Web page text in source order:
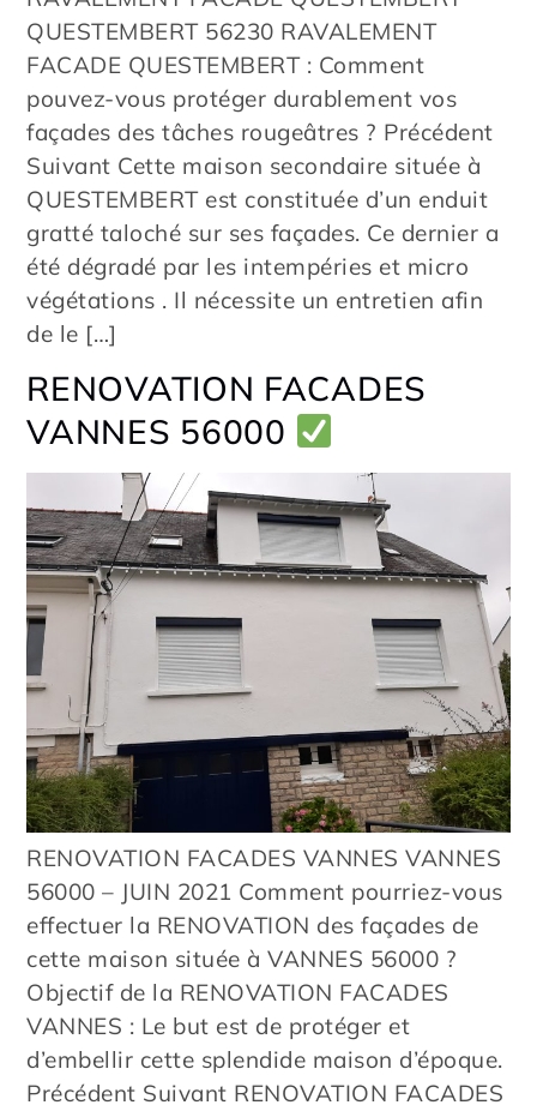
QUESTEMBERT 56230 RAVALEMENT
FACADE QUESTEMBERT : Comment
pouvez-vous protéger durablement vos
façades des tâches rougeâtres ? Précédent
Suivant Cette maison secondaire située à
QUESTEMBERT est constituée d’un enduit
gratté taloché sur ses façades. Ce dernier a
été dégradé par les intempéries et micro
végétations . Il nécessite un entretien afin
de le […]
RENOVATION FACADES
VANNES 56000
RENOVATION FACADES VANNES VANNES
56000 – JUIN 2021 Comment pourriez-vous
effectuer la RENOVATION des façades de
cette maison située à VANNES 56000 ?
Objectif de la RENOVATION FACADES
VANNES : Le but est de protéger et
d’embellir cette splendide maison d’époque.
Précédent Suivant RENOVATION FACADES